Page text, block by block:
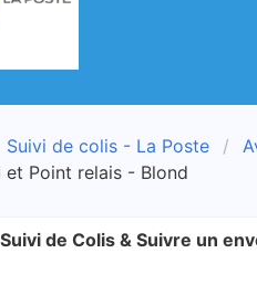
Suivi de colis - La Poste
et Point relais - Blond
de Colis & Suivre un